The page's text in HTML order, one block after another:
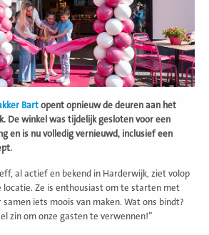
Bart opent opnieuw de deuren aan het
De winkel was tijdelijk gesloten voor een
en is nu volledig vernieuwd, inclusief een
al actief en bekend in Harderwijk, ziet volop
locatie. Ze is enthousiast om te starten met
iets moois van maken. Wat ons bindt?
zin om onze gasten te verwennen!”